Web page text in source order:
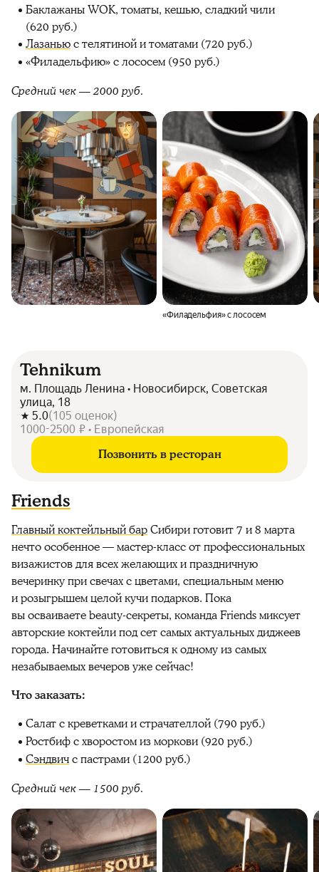
Баклажаны WOK, томаты, кешью, сладкий чили
(620 руб.)
Лазаньюс телятиной и томатами (720 руб.)
«Филадельфию» с лососем (950 руб.)
Средний чек — 2000 руб.
«Филадельфия» с лососем
Tehnikum
м. Площадь Ленина • Новосибирск, Советская
улица, 18
5.0(105 оценок)
1000-2500 ₽ • Европейская
Позвонить в ресторан
Friends
Главный коктейльный барСибири готовит 7 и 8 марта
нечто особенное — мастер-класс от профессиональных
визажистов для всех желающих и праздничную
вечеринку при свечах с цветами, специальным меню
и розыгрышем целой кучи подарков. Пока
вы осваиваете beauty-секреты, команда Friends миксует
авторские коктейли под сет самых актуальных диджеев
города. Начинайте готовиться к одному из самых
незабываемых вечеров уже сейчас!
Что заказать:
Салат с креветками и страчателлой (790 руб.)
Ростбиф с хворостом из моркови (920 руб.)
Сэндвичс пастрами (1200 руб.)
Средний чек — 1500 руб.